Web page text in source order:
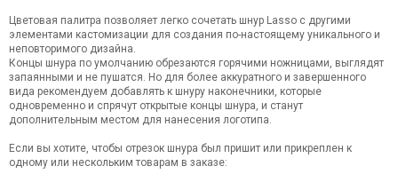
Цветовая палитра позволяет легко сочетать шнур Lasso с другими
элементами кастомизации для создания по-настоящему уникального и
неповторимого дизайна.
Концы шнура по умолчанию обрезаются горячими ножницами, выглядят
запаянными и не пушатся. Но для более аккуратного и завершенного
вида рекомендуем добавлять к шнуру наконечники, которые
одновременно и спрячут открытые концы шнура, и станут
дополнительным местом для нанесения логотипа.
Если вы хотите, чтобы отрезок шнура был пришит или прикреплен к
одному или нескольким товарам в заказе: